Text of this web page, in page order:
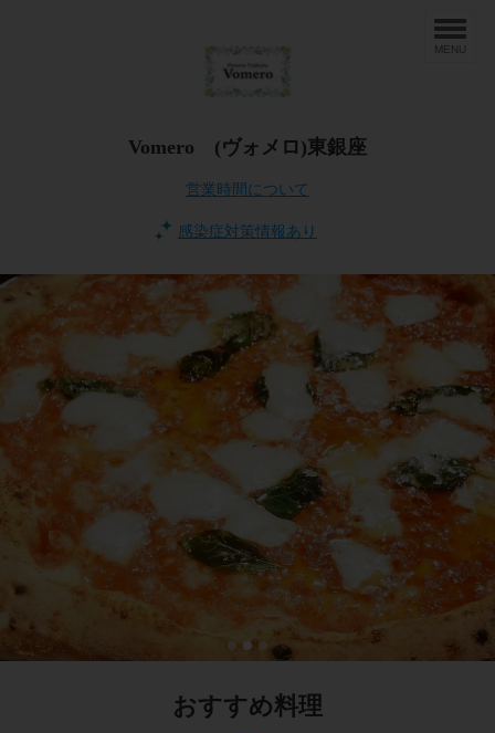
MENU
Vomero (ヴォメロ)東銀座
営業時間について
感染症対策情報あり
おすすめ料理